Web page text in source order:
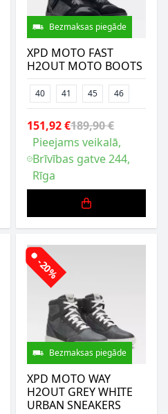
Bezmaksas piegāde
XPD MOTO FAST
H2OUT MOTO BOOTS
40 41 45 46
151,92 €189,90 €
Pieejams veikalā,
Brīvības gatve 244,
Rīga
-20%
Bezmaksas piegāde
XPD MOTO WAY
H2OUT GREY WHITE
URBAN SNEAKERS